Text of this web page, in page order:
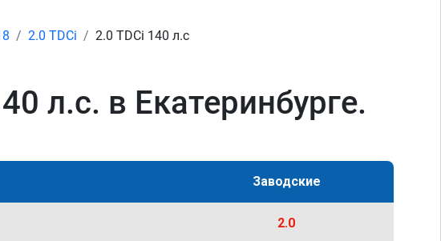
2.0 TDCi 2.0 TDCi 140 л.с
л.с. в Екатеринбурге.
Заводские
2.0